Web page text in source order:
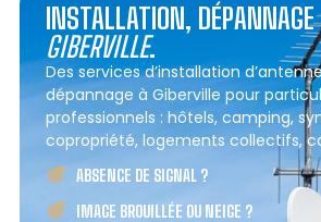
INSTALLATION, DÉPANNAGE
GIBERVILLE.
Des services d’installation
dépannage à Giberville pour
professionnels : hôtels, camping,
copropriété, logements collectifs,
ABSENCE DE SIGNAL ?
IMAGE BROUILLÉE OU NEIGE ?